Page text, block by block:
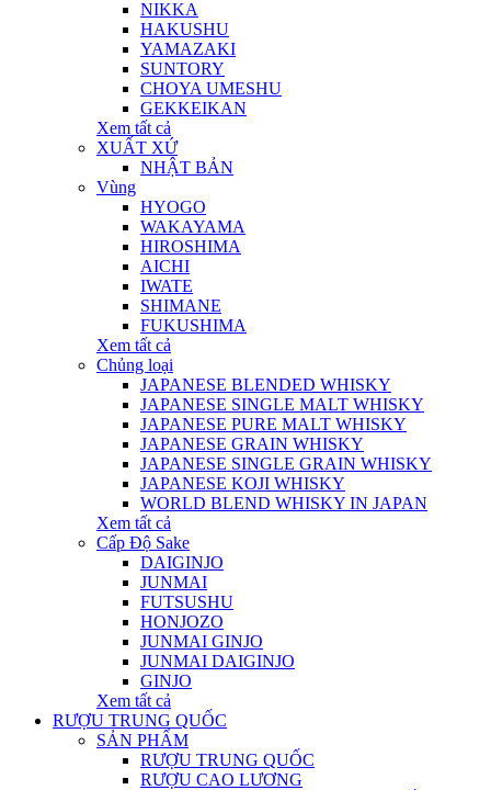
NIKKA
HAKUSHU
YAMAZAKI
SUNTORY
CHOYA UMESHU
GEKKEIKAN
Xem tất cả
XUẤT XỨ
NHẬT BẢN
Vùng
HYOGO
WAKAYAMA
HIROSHIMA
AICHI
IWATE
SHIMANE
FUKUSHIMA
Xem tất cả
Chủng loại
JAPANESE BLENDED WHISKY
JAPANESE SINGLE MALT WHISKY
JAPANESE PURE MALT WHISKY
JAPANESE GRAIN WHISKY
JAPANESE SINGLE GRAIN WHISKY
JAPANESE KOJI WHISKY
WORLD BLEND WHISKY IN JAPAN
Xem tất cả
Cấp Độ Sake
DAIGINJO
JUNMAI
FUTSUSHU
HONJOZO
JUNMAI GINJO
JUNMAI DAIGINJO
GINJO
Xem tất cả
RƯỢU TRUNG QUỐC
SẢN PHẨM
RƯỢU TRUNG QUỐC
RƯỢU CAO LƯƠNG